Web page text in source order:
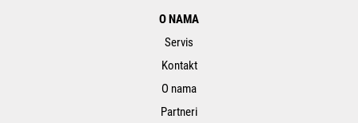
O NAMA
Servis
Kontakt
O nama
Partneri